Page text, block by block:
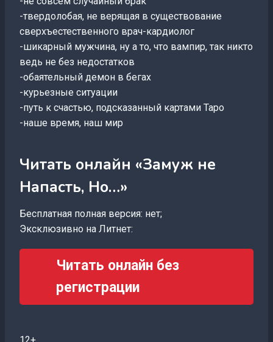
-твердолобая, не верящая в существование
сверхъестественного врач-кардиолог
-шикарный мужчина, ну а то, что вампир, так никто
ведь не без недостатков
-обаятельный демон в бегах
-курьезные ситуации
-путь к счастью, подсказанный картами Таро
-наше время, наш мир
Читать онлайн «Замуж не
Напасть, Но…»
Бесплатная полная версия: нет;
Эксклюзивно на Литнет:
Читать онлайн без
регистрации